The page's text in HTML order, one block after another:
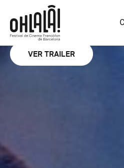
Secció oficial
La nuit du 12
DOMINIK MOLL
VER TRAILER